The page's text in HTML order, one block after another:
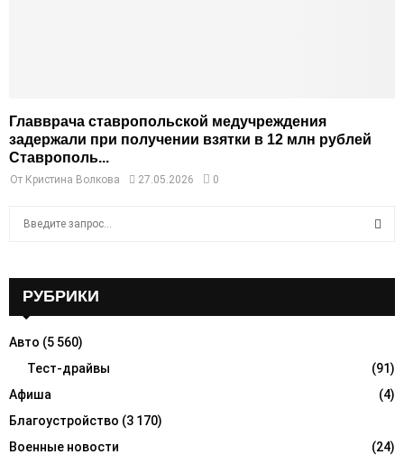
Главврача ставропольской медучреждения
задержали при получении взятки в 12 млн рублей
Ставрополь...
От Кристина Волкова 27.05.2026 0
o
R
C
H
РУБРИКИ
Авто (5 560)
Тест-драйвы
(91)
Афиша
(4)
Благоустройство (3 170)
Военные новости
(24)